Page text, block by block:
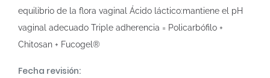
equilibrio de la flora vaginal Ácido láctico:mantiene el pH
vaginal adecuado Triple adherencia = Policarbófilo +
Chitosan + Fucogel®
Fecha revisión: